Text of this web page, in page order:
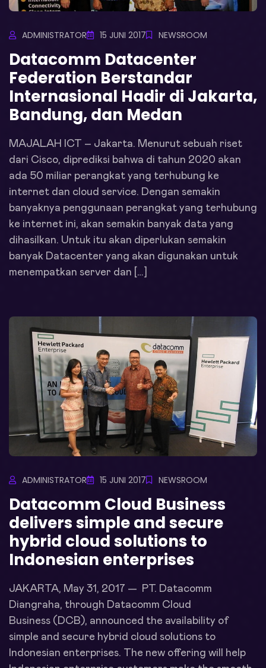
ADMINISTRATOR 15 JUNI 2017 NEWSROOM
Datacomm Datacenter
Federation Berstandar
Internasional Hadir di Jakarta,
Bandung, dan Medan
MAJALAH ICT – Jakarta. Menurut sebuah riset
dari Cisco, diprediksi bahwa di tahun 2020 akan
ada 50 miliar perangkat yang terhubung ke
internet dan cloud service. Dengan semakin
banyaknya penggunaan perangkat yang terhubung
ke internet ini, akan semakin banyak data yang
dihasilkan. Untuk itu akan diperlukan semakin
banyak Datacenter yang akan digunakan untuk
menempatkan server dan […]
ADMINISTRATOR 15 JUNI 2017 NEWSROOM
Datacomm Cloud Business
delivers simple and secure
hybrid cloud solutions to
Indonesian enterprises
JAKARTA, May 31, 2017 — PT. Datacomm
Diangraha, through Datacomm Cloud
Business (DCB), announced the availability of
simple and secure hybrid cloud solutions to
Indonesian enterprises. The new offering will help